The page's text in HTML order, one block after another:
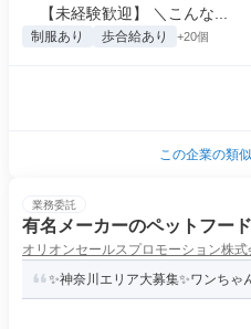
【未経験歓迎】 ＼こんな...
制服あり 歩合給あり +20個
この企業の類
業務委託
有名メーカーのペットフー
オリオンセールスプロモーション株式
✨神奈川エリア大募集✨ワンちゃ